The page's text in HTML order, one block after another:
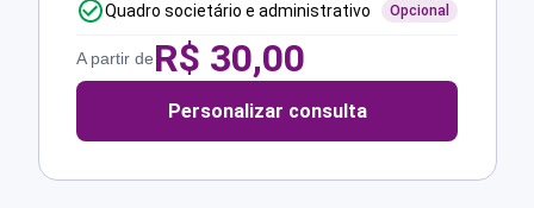
Quadro societário e administrativo Opcional
A partir deR$ 30,00
Personalizar consulta